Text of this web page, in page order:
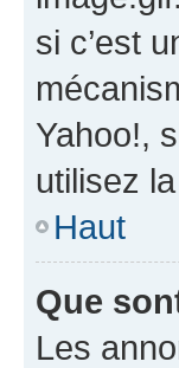
si c’est
Yahoo!,
utilisez
Haut
Que
Les